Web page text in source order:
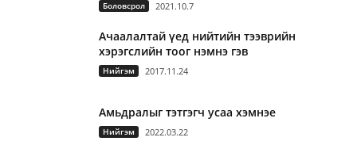
Боловсрол 2021.10.7
Ачаалалтай үед нийтийн тээврийн
хэрэгслийн тоог нэмнэ гэв
Нийгэм 2017.11.24
Амьдралыг тэтгэгч усаа хэмнэе
Нийгэм 2022.03.22